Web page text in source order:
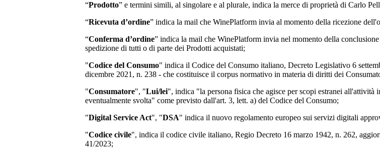
“Prodotto” e termini simili, al singolare e al plurale, indica la merce di proprietà diCarlo
“Ricevuta d’ordine” indica la mail che WinePlatform invia al momento della ricezione
“Conferma d’ordine” indica la mail che WinePlatform invia nel momento della
spedizione di tutti o di parte dei Prodotti acquistati;
"Codice del Consumo" indica il Codice del Consumo italiano, Decreto Legislativo 6
dicembre 2021, n. 238 - che costituisce il corpus normativo in materia di diritti dei
"Consumatore", "Lui/lei", indica "la persona fisica che agisce per scopi estranei
eventualmente svolta" come previsto dall'art. 3, lett. a) del Codice del Consumo;
"Digital Service Act", "DSA" indica il nuovo regolamento europeo sui servizi digitali
"Codice civile", indica il codice civile italiano, Regio Decreto 16 marzo 1942, n. 262,
41/2023;